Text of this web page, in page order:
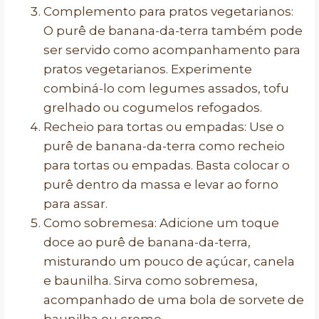
Complemento para pratos vegetarianos:
O purê de banana-da-terra também pode
ser servido como acompanhamento para
pratos vegetarianos. Experimente
combiná-lo com legumes assados, tofu
grelhado ou cogumelos refogados.
Recheio para tortas ou empadas: Use o
purê de banana-da-terra como recheio
para tortas ou empadas. Basta colocar o
purê dentro da massa e levar ao forno
para assar.
Como sobremesa: Adicione um toque
doce ao purê de banana-da-terra,
misturando um pouco de açúcar, canela
e baunilha. Sirva como sobremesa,
acompanhado de uma bola de sorvete de